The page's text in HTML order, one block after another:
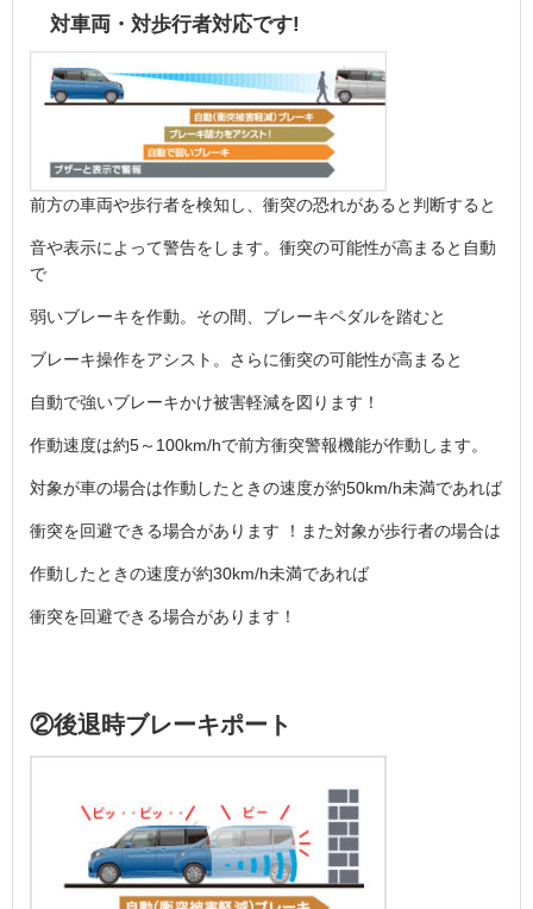
対車両・対歩行者対応です!
前方の車両や歩行者を検知し、衝突の恐れがあると判断すると
音や表示によって警告をします。衝突の可能性が高まると自動
で
弱いブレーキを作動。その間、ブレーキペダルを踏むと
ブレーキ操作をアシスト。さらに衝突の可能性が高まると
自動で強いブレーキかけ被害軽減を図ります！
作動速度は約5～100km/hで前方衝突警報機能が作動します。
対象が車の場合は作動したときの速度が約50km/h未満であれば
衝突を回避できる場合があります ！また対象が歩行者の場合は
作動したときの速度が約30km/h未満であれば
衝突を回避できる場合があります！
②後退時ブレーキポート